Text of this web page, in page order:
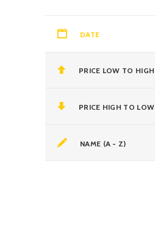
DATE
PRICE LOW TO HIGH
PRICE HIGH TO LOW
NAME (A - Z)